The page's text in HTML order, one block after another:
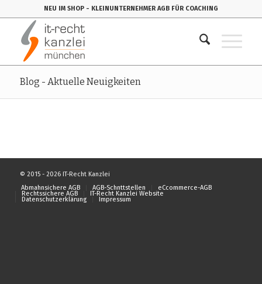
NEU IM SHOP - KLEINUNTERNEHMER AGB FÜR COACHING
Blog - Aktuelle Neuigkeiten
© 2015 - 2026 IT-Recht Kanzlei
Abmahnsichere AGB
AGB-Schnttstellen eCcommerce-AGB
Rechtssichere AGB IT-Recht Kanzlei Website
Datenschutzerklärung Impressum